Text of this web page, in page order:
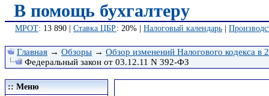
В помощь бухгалтеру
МРОТ: 13 890 | Ставка ЦБР: 20% | Налоговый календарь
Главная → Обзоры → Обзор изменений Налогового кодекса в
Федеральный закон от 03.12.11 N 392-ФЗ
:: Меню